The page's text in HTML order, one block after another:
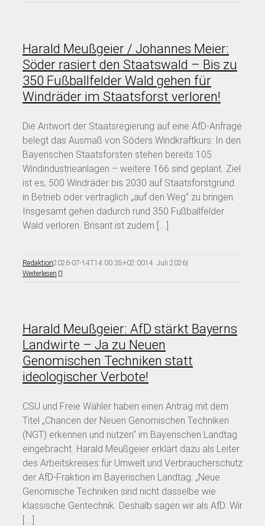
Harald Meußgeier / Johannes Meier:
Söder rasiert den Staatswald – Bis zu
350 Fußballfelder Wald gehen für
Windräder im Staatsforst verloren!
Die Antwort der Staatsregierung auf eine AfD-Anfrage
belegt das Ausmaß von Söders Windkraftkurs: In den
Bayerischen Staatsforsten stehen bereits 105
Windindustrieanlagen – weitere 166 sind geplant. Ziel
ist es, 500 Windräder bis 2030 auf Staatsforstgrund
in Betrieb oder vertraglich „auf den Weg“ zu bringen.
Insgesamt gehen dadurch rund 350 Fußballfelder
Wald verloren. Brisant ist zudem [...]
Redaktion2026-07-14T14:00:35+02:0014. Juli 2026|
Weiterlesen
Harald Meußgeier: AfD stärkt Bayerns
Landwirte – Ja zu Neuen
Genomischen Techniken statt
ideologischer Verbote!
CSU und Freie Wähler haben einen Antrag mit dem
Titel „Chancen der Neuen Genomischen Techniken
(NGT) erkennen und nutzen“ im Bayerischen Landtag
eingebracht. Harald Meußgeier erklärt dazu als Leiter
des Arbeitskreises für Umwelt und Verbraucherschutz
der AfD-Fraktion im Bayerischen Landtag: „Neue
Genomische Techniken sind nicht dasselbe wie
klassische Gentechnik. Deshalb sagen wir als AfD: Wir
[...]